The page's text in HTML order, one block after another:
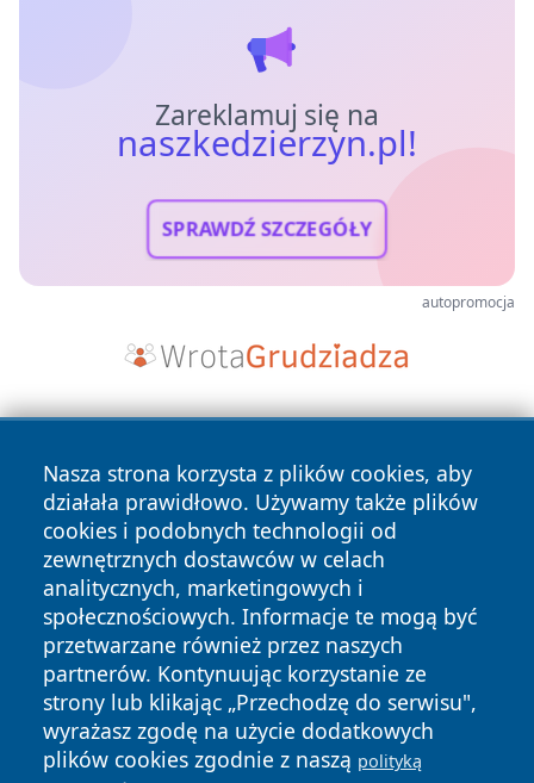
Zareklamuj się na
naszkedzierzyn.pl!
SPRAWDŹ SZCZEGÓŁY
autopromocja
Nasza strona korzysta z plików cookies, aby
działała prawidłowo. Używamy także plików
cookies i podobnych technologii od
zewnętrznych dostawców w celach
analitycznych, marketingowych i
społecznościowych. Informacje te mogą być
przetwarzane również przez naszych
partnerów. Kontynuując korzystanie ze
strony lub klikając „Przechodzę do serwisu",
wyrażasz zgodę na użycie dodatkowych
plików cookies zgodnie z naszą polityką
Copyright © 2026 naszkedzierzyn.pl Wszystkie prawa
zastrzeżone.
News Autorzy
Polityka
Prywatności
Polityka
Cookies